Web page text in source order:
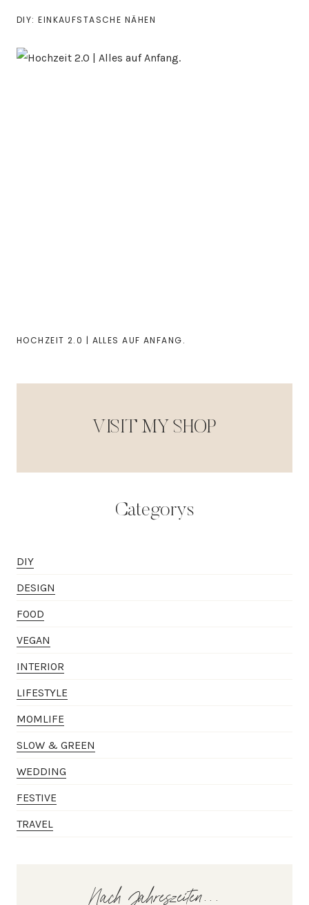
DIY: EINKAUFSTASCHE NÄHEN
HOCHZEIT 2.0 | ALLES AUF ANFANG.
VISIT MY SHOP
Categorys
DIY
DESIGN
FOOD
VEGAN
INTERIOR
LIFESTYLE
MOMLIFE
SLOW & GREEN
WEDDING
FESTIVE
TRAVEL
Nach Jahreszeiten...